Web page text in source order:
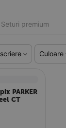
Seturi premium
Culoare
PARKER
CT